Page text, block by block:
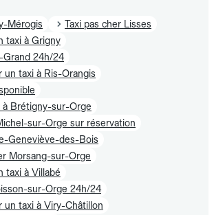
Mérogis
Taxi pas cher Lisses
taxi à Grigny
Grand 24h/24
un taxi à Ris-Orangis
à Brétigny-sur-Orge
sur-Orge sur réservation
Geneviève-des-Bois
Morsang-sur-Orge
taxi à Villabé
sur-Orge 24h/24
un taxi à Viry-Châtillon